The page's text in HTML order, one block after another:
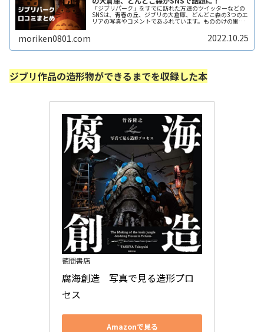
「ジブリパーク」をすでに訪れた方達のツイッターなどの
SNSは、青春の丘、ジブリの大倉庫、どんどこ森の3つのエ
リアの写真やコメントであふれています。もののけの里、
に溶け込んだジブリの世界観を早く体験したいですね。
moriken0801.com 2022.10.25
ジブリ作品の造形物ができるまでを収録した本
徳間書店
腐海創造　写真で見る造形プロ
セス
Amazonで見る